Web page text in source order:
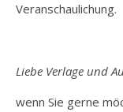
Veranschaulichung.
Liebe Verlage und
wenn Sie gerne